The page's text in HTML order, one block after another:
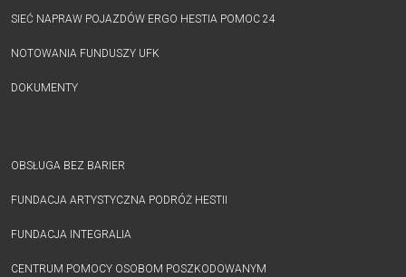
SIEĆ NAPRAW POJAZDÓW ERGO HESTIA POMOC 24
NOTOWANIA FUNDUSZY UFK
DOKUMENTY
OBSŁUGA BEZ BARIER
FUNDACJA ARTYSTYCZNA PODRÓŻ HESTII
FUNDACJA INTEGRALIA
CENTRUM POMOCY OSOBOM POSZKODOWANYM